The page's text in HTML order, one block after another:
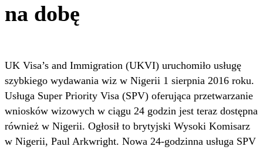
na dobę
UK Visa’s and Immigration (UKVI) uruchomiło usługę
szybkiego wydawania wiz w Nigerii 1 sierpnia 2016 roku.
Usługa Super Priority Visa (SPV) oferująca przetwarzanie
wniosków wizowych w ciągu 24 godzin jest teraz dostępna
również w Nigerii. Ogłosił to brytyjski Wysoki Komisarz
w Nigerii, Paul Arkwright. Nowa 24-godzinna usługa SPV